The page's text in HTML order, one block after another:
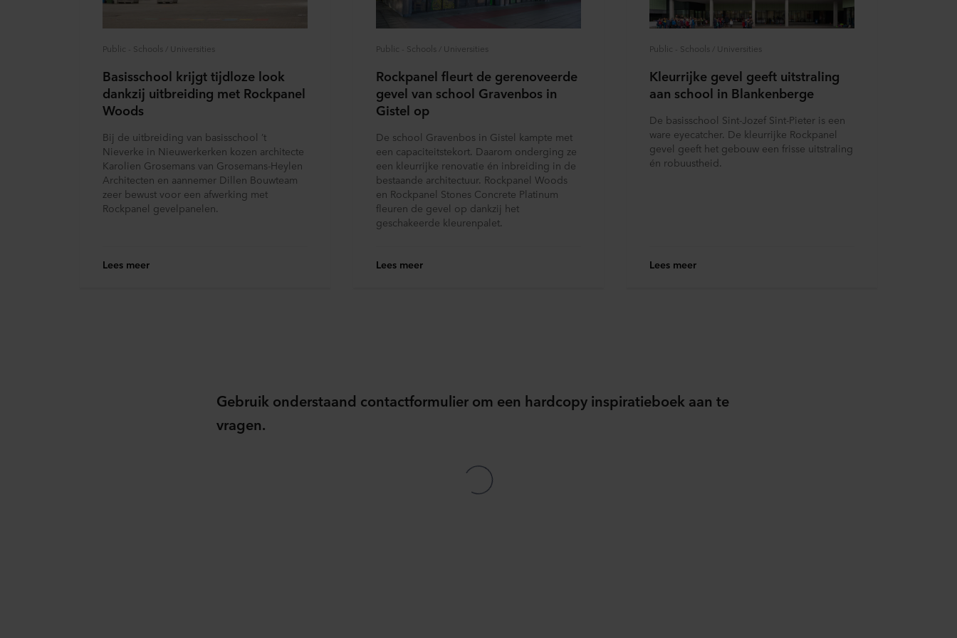
Public - Schools / Universities
Basisschool krijgt tijdloze look
dankzij uitbreiding met Rockpanel
Woods
Bij de uitbreiding van basisschool ’t
Nieverke in Nieuwerkerken kozen architecte
Karolien Grosemans van Grosemans-Heylen
Architecten en aannemer Dillen Bouwteam
zeer bewust voor een afwerking met
Rockpanel gevelpanelen.
Lees meer
Public - Schools / Universities
Rockpanel fleurt de gerenoveerde
gevel van school Gravenbos in
Gistel op
De school Gravenbos in Gistel kampte met
een capaciteitstekort. Daarom onderging ze
een kleurrijke renovatie én inbreiding in de
bestaande architectuur. Rockpanel Woods
en Rockpanel Stones Concrete Platinum
fleuren de gevel op dankzij het
geschakeerde kleurenpalet.
Lees meer
Public - Schools / Universities
Kleurrijke gevel geeft uitstraling
aan school in Blankenberge
De basisschool Sint-Jozef Sint-Pieter is een
ware eyecatcher. De kleurrijke Rockpanel
gevel geeft het gebouw een frisse uitstraling
én robuustheid.
Lees meer
Gebruik onderstaand contactformulier om een hardcopy inspiratieboek aan te
vragen.